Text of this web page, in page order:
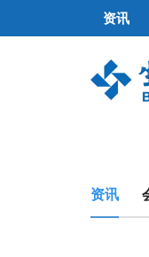
资讯
资讯